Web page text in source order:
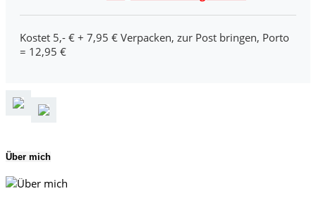
Kostet 5,- € + 7,95 € Verpacken, zur Post bringen, Porto
= 12,95 €
Über mich